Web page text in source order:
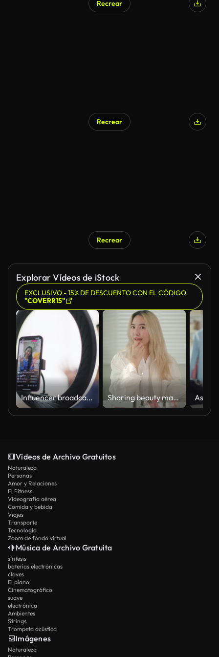
Recrear
Recrear
Recrear
Explorar Vídeos de iStock
EXCLUSIVO - 15% DE DESCUENTO CON EL CÓDIGO
"COVERR15"
Influencer broadcast live on smartphones at home. Sharing beauty makeup.
Vídeos de Archivo Gratuitos
Naturaleza
Personas
Amor y Relaciones
El Fitness
Videografía aérea
Comida y bebida
Viajes
Transporte
Tecnología
Zoom de fondo virtual
Música de Archivo Gratuita
síntesis
baterías electrónicas
claves
El piano
Cinematográfico
suave
electrónica
Ambientes
Strings
Trompeta acústica
Imágenes
Naturaleza